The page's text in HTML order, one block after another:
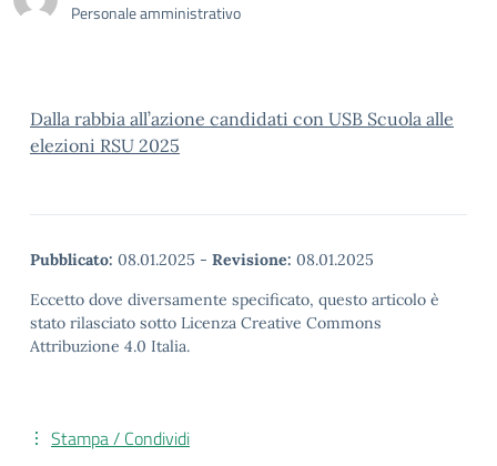
Personale amministrativo
Dalla rabbia all’azione candidati con USB Scuola alle
elezioni RSU 2025
Pubblicato: 08.01.2025 - Revisione: 08.01.2025
Eccetto dove diversamente specificato, questo articolo è
stato rilasciato sotto Licenza Creative Commons
Attribuzione 4.0 Italia.
Stampa / Condividi